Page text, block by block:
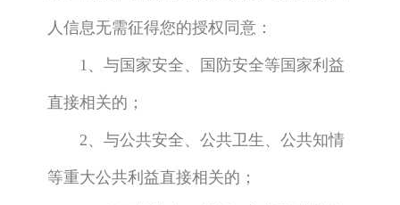
人信息无需征得您的授权同意：
1、与国家安全、国防安全等国家利益
直接相关的；
2、与公共安全、公共卫生、公共知情
等重大公共利益直接相关的；